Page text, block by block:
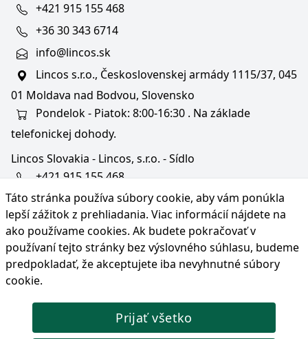
Táto stránka používa súbory cookie, aby vám ponúkla
lepší zážitok z prehliadania. Viac informácií nájdete na
ako používame cookies. Ak budete pokračovať v
používaní tejto stránky bez výslovného súhlasu, budeme
predpokladať, že akceptujete iba nevyhnutné súbory
cookie.
Prijať všetko
+421 915 155 468
+36 30 343 6714
info@lincos.sk
Lincos s.r.o., Československej armády 1115/37, 045
01 Moldava nad Bodvou, Slovensko
Pondelok - Piatok: 8:00-16:30 . Na základe
telefonickej dohody.
Lincos Slovakia - Lincos, s.r.o. - Sídlo
+421 915 155 468
+36/30 343 6714
bratislava@lincos.sk
Lincos s.r.o., Rustaveliho 4, 831 06 Bratislava - m. č.
Rača, Slovensko
Iba sídlo firmy